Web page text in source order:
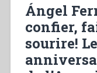
Ángel
confier,
sourire!